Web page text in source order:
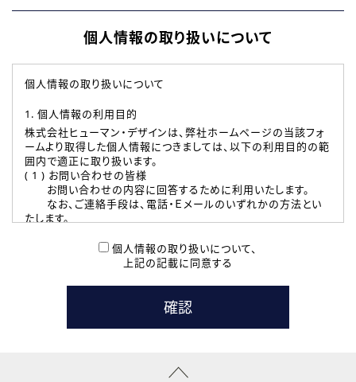
個人情報の取り扱いについて
個人情報の取り扱いについて
1. 個人情報の利用目的
株式会社ヒューマン・デザインは、弊社ホームページの当該フォ
ームより取得した個人情報につきましては、以下の利用目的の範
囲内で適正に取り扱います。
( 1 ) お問い合わせの皆様
お問い合わせの内容に回答するために利用いたします。
なお、ご連絡手段は、電話・Ｅメールのいずれかの方法とい
たします。
本登録に関するご連絡および本登録時の参考情報として利
たします。
( 3 ) スタッフ派遣を検討されている企業の皆様
お問い合わせの内容に回答するために利用いたします。
なお、ご連絡手段は、電話・Ｅメールのいずれかの方法とい
個人情報の取り扱いについて、
上記の記載に同意する